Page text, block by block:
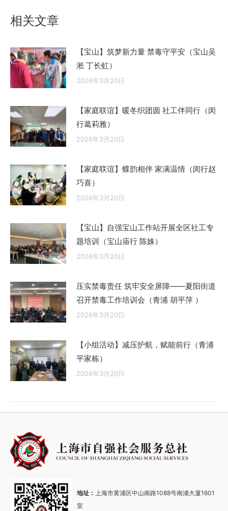
相关文章
【宝山】筑梦新力量 禁毒守平安（宝山吴
淞 丁长虹）
2026年3月20日
【家庭联谊】暖冬织团圆 社工伴同行（闵
行葛莉雅）
2026年3月20日
【家庭联谊】蝶韵相伴 家满温情（闵行赵
巧喜）
2026年3月20日
【宝山】自强宝山工作站开展全区社工专
题培训（宝山庙行 陈姝）
2026年3月20日
压实禁毒责任 筑牢安全屏障——夏阳街道
召开禁毒工作培训会（青浦 胡平萍 ）
2026年3月20日
【小组活动】减压护航，赋能前行（青浦
平家栋）
2026年3月20日
地址： 上海市黄浦区中山南路1088号南浦大厦1601
室